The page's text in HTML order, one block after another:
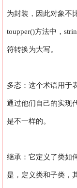
为封装，因此对象不
toupper()方法中，
符转换为大写。
多态：这个术语用于
通过他们自己的实现
是不一样的。
继承：它定义了类如
是，定义类和子类，